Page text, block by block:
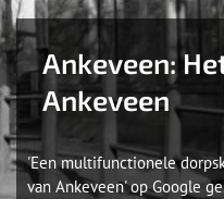
Ankeveen:
Ankeveen
'Een multifunctionele
van Ankeveen' op Google